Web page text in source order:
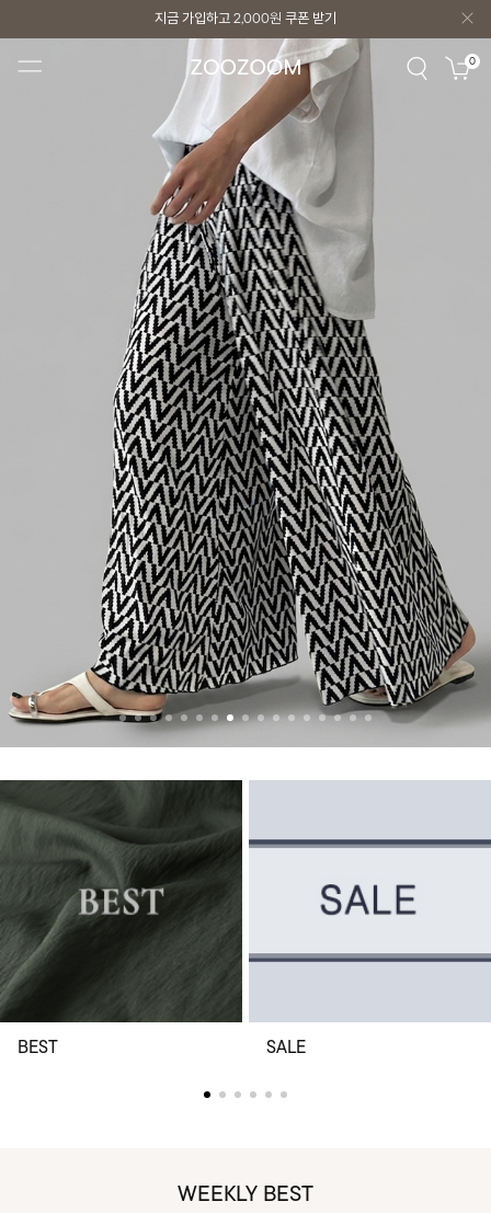
지금 가입하고 2,000원 쿠폰 받기
지금 가입하고 2,000원쿠폰 받기 0
BEST SALE
WEEKLY BEST